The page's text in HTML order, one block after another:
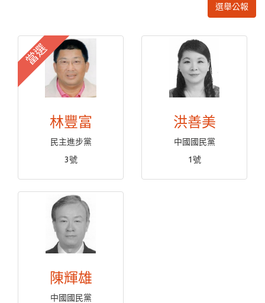
選舉公報
當選
林豐富
民主進步黨
3號
洪善美
中國國民黨
1號
陳輝雄
中國國民黨